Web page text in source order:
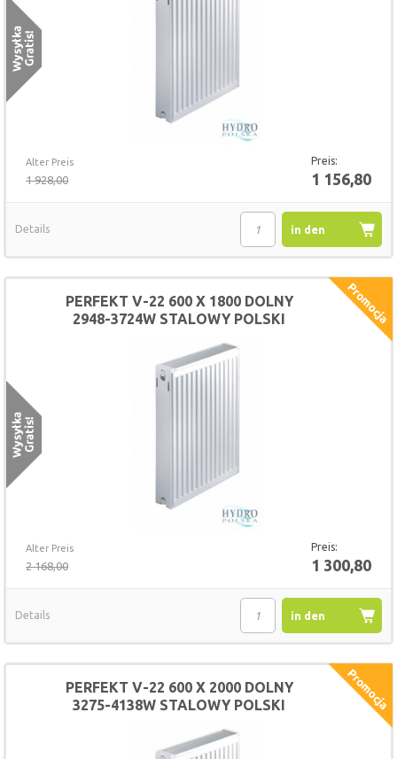
Alter Preis
1 928,00
Preis:
1 156,80
in den
Details
Alter Preis
2 168,00
Preis:
1 300,80
PERFEKT V-22 600 X 1800 DOLNY
2948-3724W STALOWY POLSKI
in den
Details
PERFEKT V-22 600 X 2000 DOLNY
3275-4138W STALOWY POLSKI